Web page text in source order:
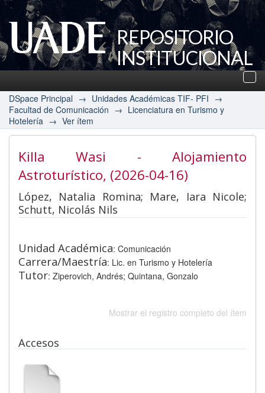
REPOSITORIO
INSTITUCIONAL
UADE
DSpace Principal → Unidades Académicas TIF- PFI →
Facultad de Comunicación → Licenciatura en Turismo y
Hotelería → Ver ítem
Killa Wasi - Alojamiento
Astroturístico, (2026-04-16)
López, Natalia Romina; Mare, Iara Nicole;
Schutt, Nicolás Nils
Unidad Académica: Comunicación
Carrera/Maestría: Lic. en Turismo y Hotelería
Tutor: Ziperovich, Andrés; Quintana, Gonzalo
Mostrar el registro completo del ítem
Accesos